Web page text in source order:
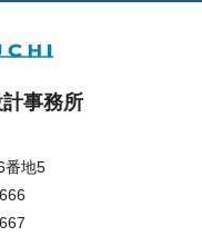
事務所
番地5